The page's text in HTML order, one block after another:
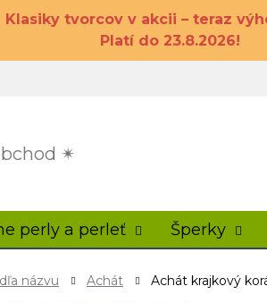
Klasiky tvorcov v akcii – teraz
Platí do 23.8.2026!
✴
perly a perleť Šperky
názvu Achát Achát krajkový